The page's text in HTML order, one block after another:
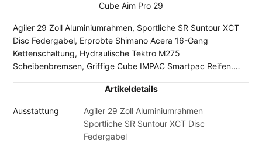
Cube Aim Pro 29
Agiler 29 Zoll Aluminiumrahmen, Sportliche SR Suntour XCT
Disc Federgabel, Erprobte Shimano Acera 16-Gang
Kettenschaltung, Hydraulische Tektro M275
Scheibenbremsen, Griffige Cube IMPAC Smartpac Reifen.
kann es sein, dass vereinzelt Komponenten der abgebildeten
höherwertige Bauteile ersetzt worden sind. In Einzelfällen ist
es möglich, dass das gelieferte Fahrrad von den Abbildungen
Artikeldetails
Ausstattung
Agiler 29 Zoll Aluminiumrahmen
Sportliche SR Suntour XCT Disc
Federgabel